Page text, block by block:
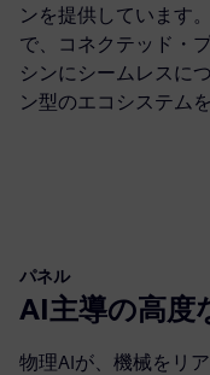
ンを提供しています
で、コネクテッド・
シンにシームレスに
ン型のエコシステム
パネル
AI主導の高度
物理AIが、機械をリ